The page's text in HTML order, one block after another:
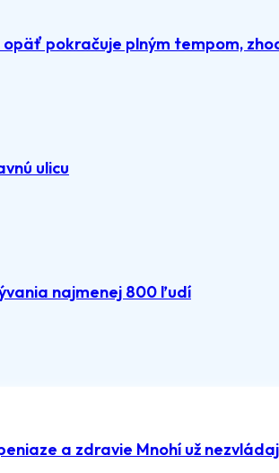
pokračuje plným tempom,
ulicu
najmenej 800 ľudí
a zdravie Mnohí už